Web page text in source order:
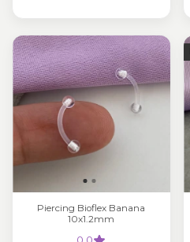
Piercing Bioflex Banana
10x1.2mm